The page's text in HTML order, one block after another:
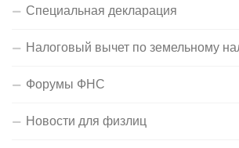
Специальная декларация
Налоговый вычет по земельному
Форумы ФНС
Новости для физлиц